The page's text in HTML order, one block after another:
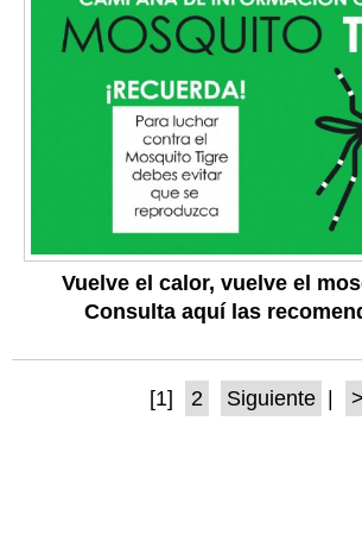
Vuelve el calor, vuelve el
Consulta aquí las
[1] 2 Siguiente |